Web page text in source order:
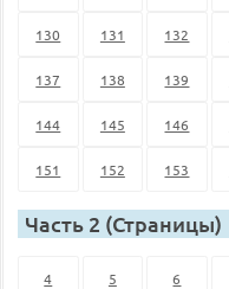
130 131 132
137 138 139
144 145 146
151 152 153
Часть 2 (Страницы)
4 5 6